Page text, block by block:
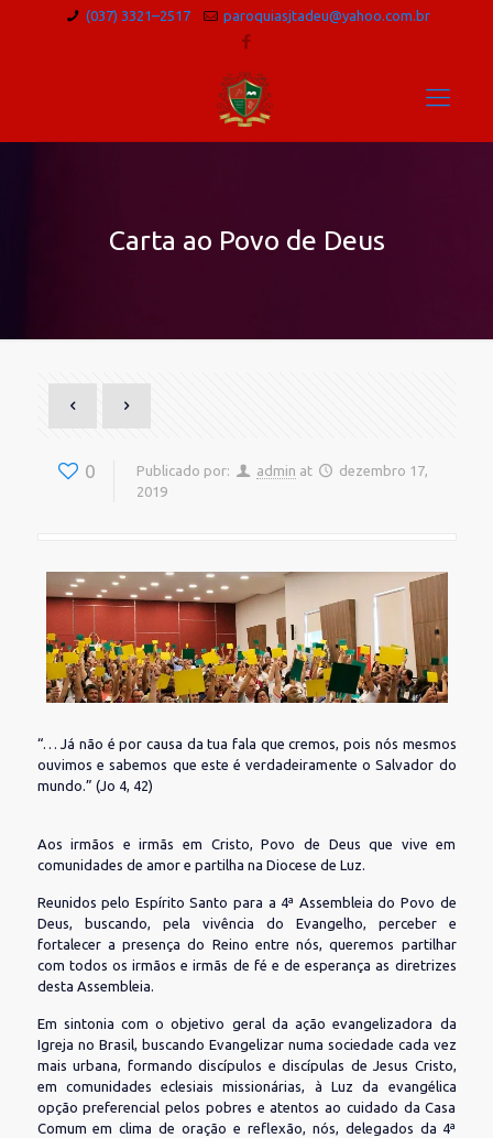
(037) 3321–2517 paroquiasjtadeu@yahoo.com.br
Carta ao Povo de Deus
0 Publicado por: admin at
dezembro 17,
2019
“… Já não é por causa da tua fala que cremos, pois nós mesmos
ouvimos e sabemos que este é verdadeiramente o Salvador do
mundo.” (Jo 4, 42)
Aos irmãos e irmãs em Cristo, Povo de Deus que vive em
comunidades de amor e partilha na Diocese de Luz.
Reunidos pelo Espírito Santo para a 4ª Assembleia do Povo de
Deus, buscando, pela vivência do Evangelho, perceber e
fortalecer a presença do Reino entre nós, queremos partilhar
com todos os irmãos e irmãs de fé e de esperança as diretrizes
desta Assembleia.
Em sintonia com o objetivo geral da ação evangelizadora da
Igreja no Brasil, buscando Evangelizar numa sociedade cada vez
mais urbana, formando discípulos e discípulas de Jesus Cristo,
em comunidades eclesiais missionárias, à Luz da evangélica
opção preferencial pelos pobres e atentos ao cuidado da Casa
Comum em clima de oração e reflexão, nós, delegados da 4ª